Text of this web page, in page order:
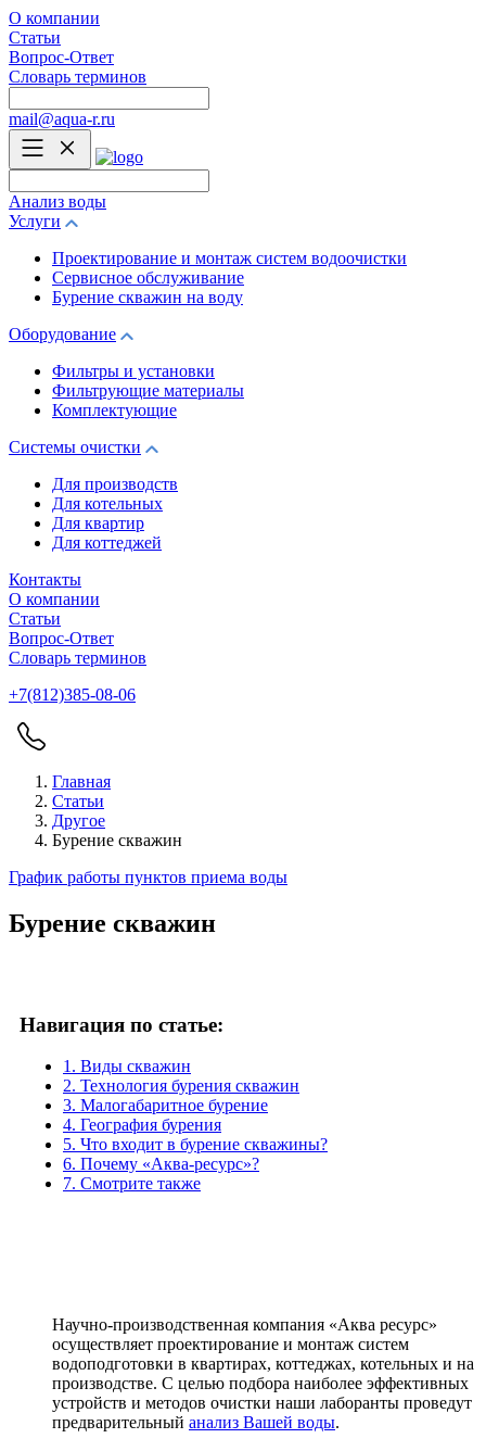
О компании
Статьи
Вопрос-Ответ
Словарь терминов
mail@aqua-r.ru
Анализ воды
Услуги
Проектирование и монтаж систем водоочистки
Сервисное обслуживание
Бурение скважин на воду
Оборудование
Фильтры и установки
Фильтрующие материалы
Комплектующие
Системы очистки
Для производств
Для котельных
Для квартир
Для коттеджей
Контакты
О компании
Статьи
Вопрос-Ответ
Словарь терминов
+7(812)385-08-06
Главная
Статьи
Другое
Бурение скважин
График работы пунктов приема воды
Бурение скважин
Навигация по статье:
1. Виды скважин
2. Технология бурения скважин
3. Малогабаритное бурение
4. География бурения
5. Что входит в бурение скважины?
6. Почему «Аква-ресурс»?
7. Смотрите также
Научно-производственная компания «Аква ресурс»
осуществляет проектирование и монтаж систем
водоподготовки в квартирах, коттеджах, котельных и на
производстве. С целью подбора наиболее эффективных
устройств и методов очистки наши лаборанты проведут
предварительный анализ Вашей воды.